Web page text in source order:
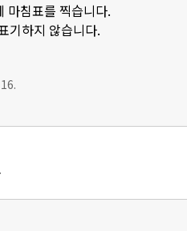
마침표를 찍습니다.
기하지 않습니다.